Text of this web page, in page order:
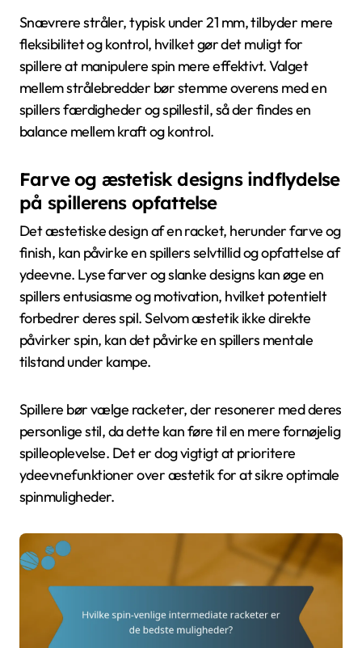
Snævrere stråler, typisk under 21 mm, tilbyder mere
fleksibilitet og kontrol, hvilket gør det muligt for
spillere at manipulere spin mere effektivt. Valget
mellem strålebredder bør stemme overens med en
spillers færdigheder og spillestil, så der findes en
balance mellem kraft og kontrol.
Farve og æstetisk designs indflydelse
på spillerens opfattelse
Det æstetiske design af en racket, herunder farve og
finish, kan påvirke en spillers selvtillid og opfattelse af
ydeevne. Lyse farver og slanke designs kan øge en
spillers entusiasme og motivation, hvilket potentielt
forbedrer deres spil. Selvom æstetik ikke direkte
påvirker spin, kan det påvirke en spillers mentale
tilstand under kampe.
Spillere bør vælge racketer, der resonerer med deres
personlige stil, da dette kan føre til en mere fornøjelig
spilleoplevelse. Det er dog vigtigt at prioritere
ydeevnefunktioner over æstetik for at sikre optimale
spinmuligheder.